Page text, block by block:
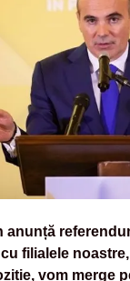
anunță
filialele
vom merge